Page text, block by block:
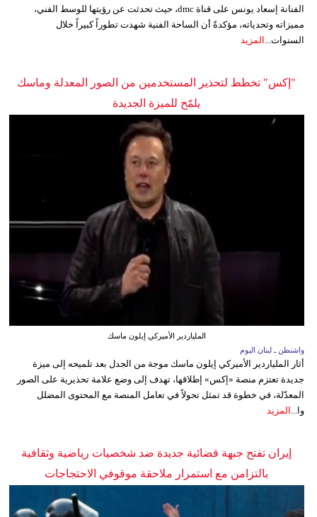
الفنانة إسعاد يونس على قناة dmc، حيث تحدثت عن رؤيتها للوسط الفني،
مميزاته وتحدياته، مؤكدةً أن الساحة الفنية شهدت تطوراً كبيراً خلال
السنوات... المزيد
"إكس" تخطط لتحذير المستخدمين من الصور المعدلة وماسك
يلمّح للميزة الجديدة
الملياردير الأميركي إيلون ماسك
واشنطن ـ لبنان اليوم
أثار الملياردير الأميركي إيلون ماسك موجة من الجدل بعد تلميحه إلى ميزة
جديدة تعتزم منصة «إكس» إطلاقها، تهدف إلى وضع علامة تحذيرية على الصور
المعدّلة، في خطوة قد تمثل تحولاً في تعامل المنصة مع المحتوى المضلل
وا...
المزيد
إيران تفتح جبهة قضائية جديدة ضد شخصيات رياضية وثقافية
بالتزامن مع استمرار ملاحقة موقوفي الاحتجاجات